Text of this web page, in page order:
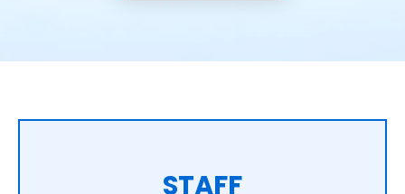
STAFF